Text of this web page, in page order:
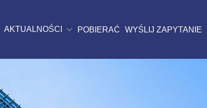
AKTUALNOŚCI POBIERAĆ WYŚLIJ ZAPYTANIE